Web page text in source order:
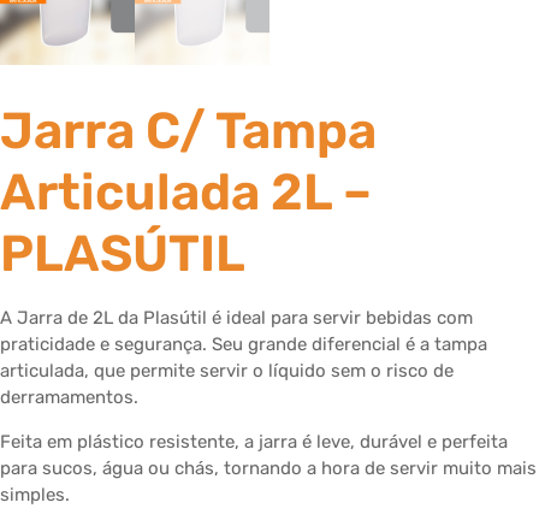
Jarra C/ Tampa
Articulada 2L –
PLASÚTIL
A Jarra de 2L da Plasútil é ideal para servir bebidas com
praticidade e segurança. Seu grande diferencial é a tampa
articulada, que permite servir o líquido sem o risco de
derramamentos.
Feita em plástico resistente, a jarra é leve, durável e perfeita
para sucos, água ou chás, tornando a hora de servir muito mais
simples.